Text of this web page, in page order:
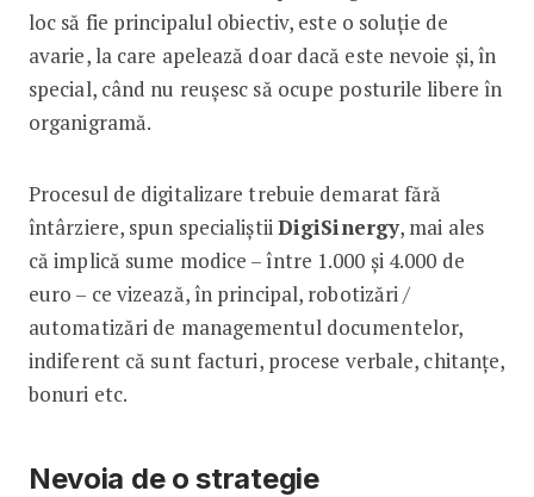
loc să fie principalul obiectiv, este o soluție de
avarie, la care apelează doar dacă este nevoie și, în
special, când nu reușesc să ocupe posturile libere în
organigramă.
Procesul de digitalizare trebuie demarat fără
întârziere, spun specialiștiiDigiSinergy, mai ales
că implică sume modice – între 1.000 și 4.000 de
euro – ce vizează, în principal, robotizări /
automatizări de managementul documentelor,
indiferent că sunt facturi, procese verbale, chitanțe,
bonuri etc.
Nevoia de o strategie